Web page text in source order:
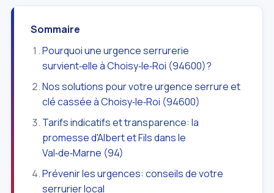
Sommaire
Pourquoi une urgence serrurerie
survient‑elle à Choisy‑le‑Roi (94600)?
Nos solutions pour votre urgence serrure et
clé cassée à Choisy‑le‑Roi (94600)
Tarifs indicatifs et transparence: la
promesse d'Albert et Fils dans le
Val‑de‑Marne (94)
Prévenir les urgences: conseils de votre
serrurier local